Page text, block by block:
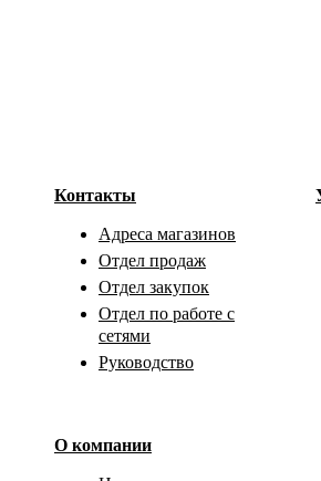
Контакты
Адреса магазинов
Отдел продаж
Отдел закупок
Отдел по работе с
сетями
Руководство
О компании